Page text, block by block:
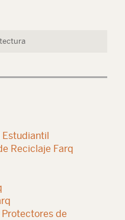
Estudiantil
Reciclaje Farq
de